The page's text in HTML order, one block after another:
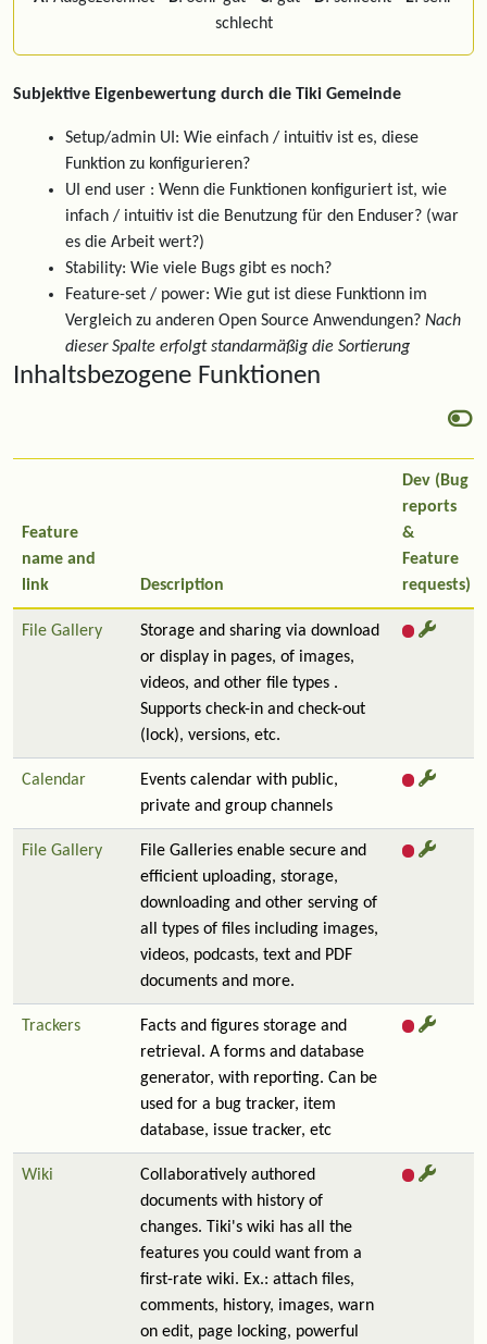
schlecht
Subjektive Eigenbewertung durch die Tiki Gemeinde
Setup/admin UI: Wie einfach / intuitiv ist es, diese
Funktion zu konfigurieren?
UI end user : Wenn die Funktionen konfiguriert ist, wie
infach / intuitiv ist die Benutzung für den Enduser? (war
es die Arbeit wert?)
Stability: Wie viele Bugs gibt es noch?
Feature-set / power: Wie gut ist diese Funktionn im
Vergleich zu anderen Open Source Anwendungen? Nach
dieser Spalte erfolgt standarmäßig die Sortierung
Inhaltsbezogene Funktionen
Feature
name and
link
Description
Dev (Bug
reports
&
Feature
requests)
File Gallery
Storage and sharing via download
or display in pages, of images,
videos, and other file types .
Supports check-in and check-out
(lock), versions, etc.
Calendar
Events calendar with public,
private and group channels
File Gallery
File Galleries enable secure and
efficient uploading, storage,
downloading and other serving of
all types of files including images,
videos, podcasts, text and PDF
documents and more.
Trackers
Facts and figures storage and
retrieval. A forms and database
generator, with reporting. Can be
used for a bug tracker, item
database, issue tracker, etc
Wiki
Collaboratively authored
documents with history of
changes. Tiki's wiki has all the
features you could want from a
first-rate wiki. Ex.: attach files,
comments, history, images, warn
on edit, page locking, powerful